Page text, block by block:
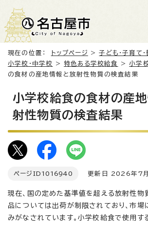
現在の位置： トップページ >子ども・子育て・
小学校・中学校
> 特色ある学校給食 >小学
の食材の産地情報と放射性物質の検査結果
小学校給食の食材の産
射性物質の検査結果
ページID 1016940 更新日 2026年7
現在、国の定めた基準値を超える放射性物
品については出荷が制限されており、市場
みがなされています。小学校給食で使用す